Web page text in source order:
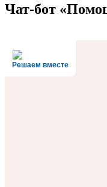
Чат-бот
Решаем вместе